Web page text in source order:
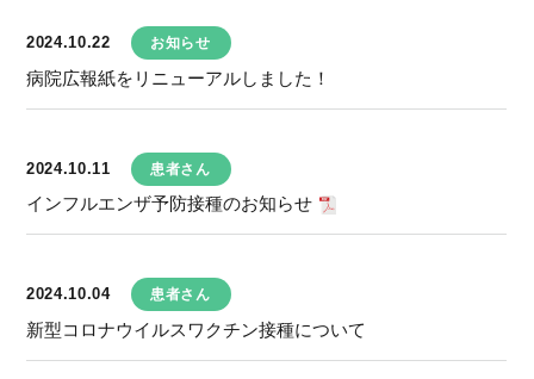
2024.10.22 お知らせ
病院広報紙をリニューアルしました！
2024.10.11 患者さん
インフルエンザ予防接種のお知らせ
2024.10.04 患者さん
新型コロナウイルスワクチン接種について